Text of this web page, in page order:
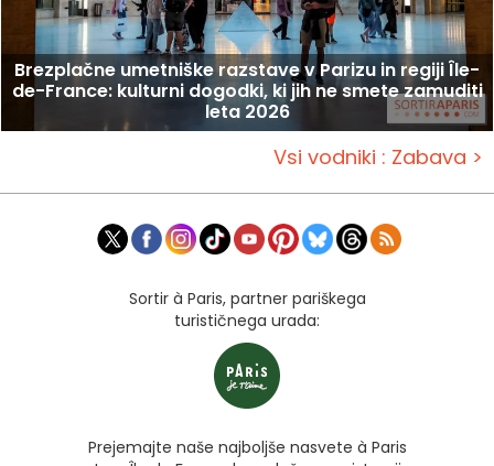
Brezplačne umetniške razstave v Parizu in regiji Île-
de-France: kulturni dogodki, ki jih ne smete zamuditi
leta 2026
Vsi vodniki : Zabava >
Sortir à Paris, partner pariškega
turističnega urada:
Prejemajte naše najboljše nasvete à Paris